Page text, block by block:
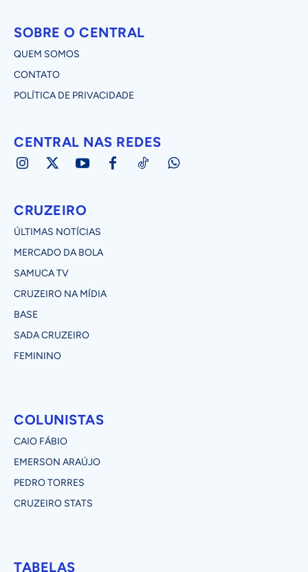
SOBRE O CENTRAL
QUEM SOMOS
CONTATO
POLÍTICA DE PRIVACIDADE
CENTRAL NAS REDES
CRUZEIRO
ÚLTIMAS NOTÍCIAS
MERCADO DA BOLA
SAMUCA TV
CRUZEIRO NA MÍDIA
BASE
SADA CRUZEIRO
FEMININO
COLUNISTAS
CAIO FÁBIO
EMERSON ARAÚJO
PEDRO TORRES
CRUZEIRO STATS
TABELAS